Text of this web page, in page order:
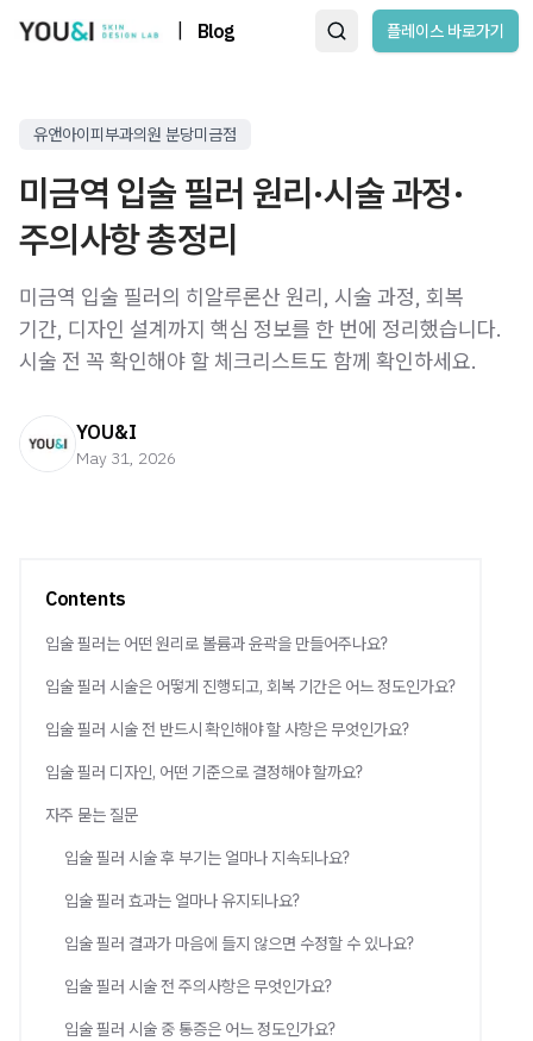
Blog 플레이스 바로가기
유앤아이피부과의원 분당미금점
미금역 입술 필러 원리·시술 과정·
주의사항 총정리
미금역 입술 필러의 히알루론산 원리, 시술 과정, 회복
기간, 디자인 설계까지 핵심 정보를 한 번에 정리했습니다.
시술 전 꼭 확인해야 할 체크리스트도 함께 확인하세요.
YOU&I
May 31, 2026
Contents
입술 필러는 어떤 원리로 볼륨과 윤곽을 만들어주나요?
입술 필러 시술은 어떻게 진행되고, 회복 기간은 어느 정도인가요?
입술 필러 시술 전 반드시 확인해야 할 사항은 무엇인가요?
입술 필러 디자인, 어떤 기준으로 결정해야 할까요?
자주 묻는 질문
입술 필러 시술 후 부기는 얼마나 지속되나요?
입술 필러 효과는 얼마나 유지되나요?
입술 필러 결과가 마음에 들지 않으면 수정할 수 있나요?
입술 필러 시술 전 주의사항은 무엇인가요?
입술 필러 시술 중 통증은 어느 정도인가요?